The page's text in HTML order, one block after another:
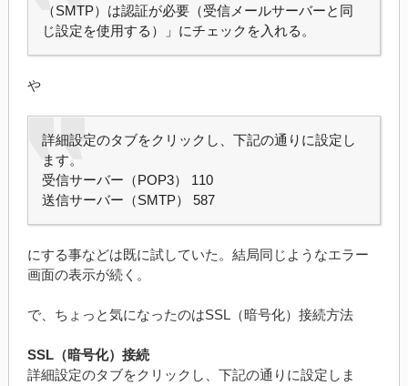
（SMTP）は認証が必要（受信メールサーバーと同
じ設定を使用する）」にチェックを入れる。
や
詳細設定のタブをクリックし、下記の通りに設定し
ます。
受信サーバー（POP3） 110
送信サーバー（SMTP） 587
にする事などは既に試していた。結局同じようなエラー
画面の表示が続く。
で、ちょっと気になったのはSSL（暗号化）接続方法
SSL（暗号化）接続
詳細設定のタブをクリックし、下記の通りに設定しま